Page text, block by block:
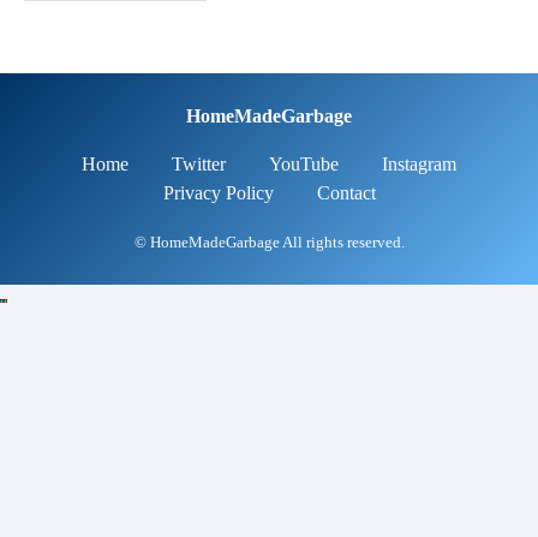
HomeMadeGarbage
Home Twitter YouTube
Instagram
Privacy Policy
Contact
© HomeMadeGarbage All rights reserved.